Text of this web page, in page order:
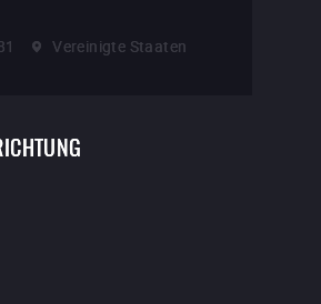
Vereinigte Staaten